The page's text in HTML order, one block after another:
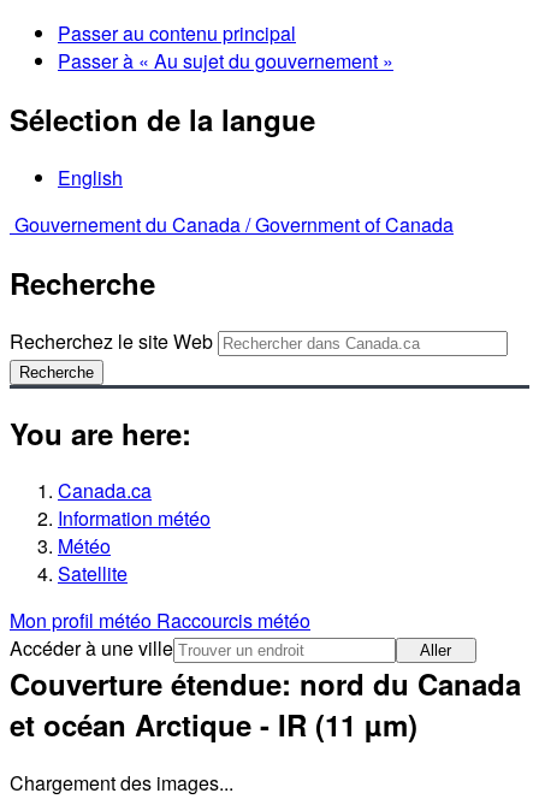
Passer au contenu principal
Passer à « Au sujet du gouvernement »
Sélection de la langue
English
Gouvernement du Canada /Government of Canada
Recherche
Recherchez le site Web
Recherche
You are here:
Canada.ca
Information météo
Météo
Satellite
Mon profil météo Raccourcis météo
Accéder à une ville
Aller
Couverture étendue: nord du Canada
et océan Arctique - IR (11 µm)
Chargement des images...